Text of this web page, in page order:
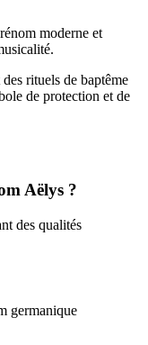
moderne et
rituels de baptême
de protection et de
Aëlys ?
des qualités
germanique